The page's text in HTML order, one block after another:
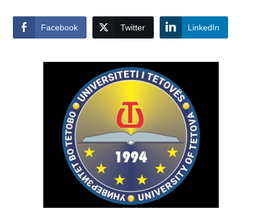
Facebook Twitter LinkedIn